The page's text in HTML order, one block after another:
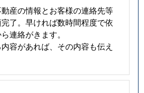
産の情報とお客様の連絡先等
了。早ければ数時間程度で依
連絡がきます。
容があれば、その内容も伝え